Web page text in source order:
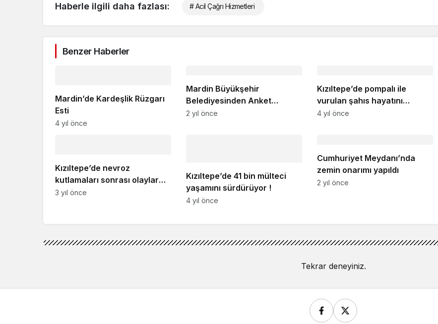
Haberle ilgili daha fazlası: # Acil Çağrı Hizmetleri
Benzer Haberler
Mardin’de Kardeşlik Rüzgarı
Esti
4 yıl önce
Mardin Büyükşehir
Belediyesinden Anket
Çalışması
2 yıl önce
Kızıltepe’de pompalı ile
vurulan şahıs hayatını
kaybetti
4 yıl önce
Kızıltepe’de nevroz
kutlamaları sonrası olaylar
çıktı
3 yıl önce
Kızıltepe’de 41 bin mülteci
yaşamını sürdürüyor !
4 yıl önce
Cumhuriyet Meydanı’nda
zemin onarımı yapıldı
2 yıl önce
Tekrar deneyiniz.